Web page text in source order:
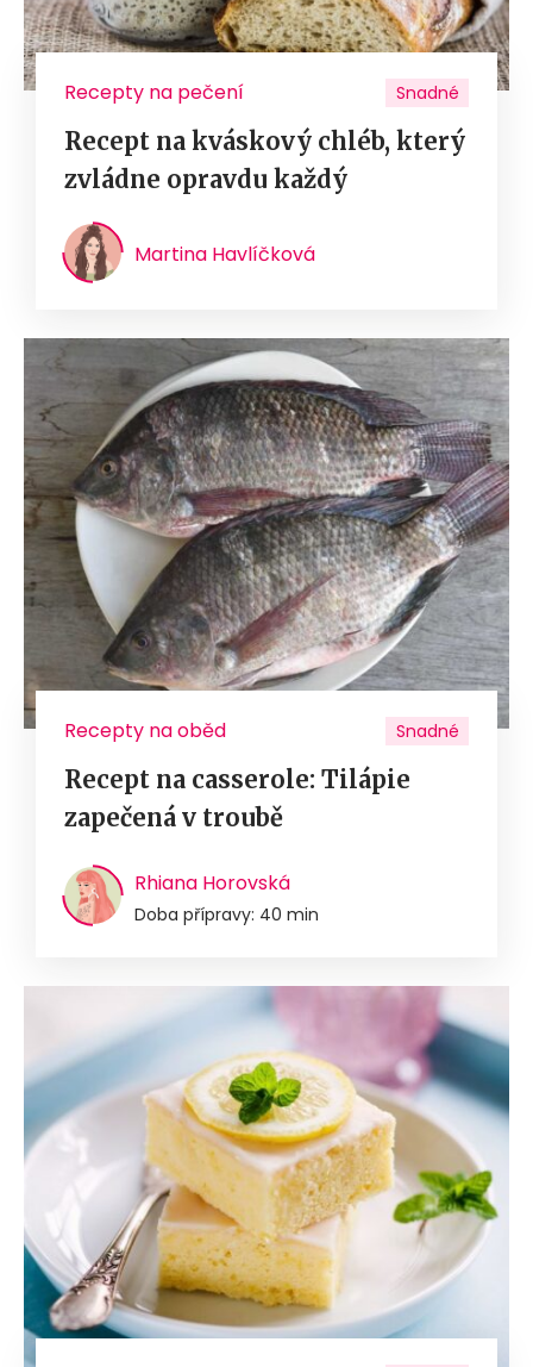
Recepty na pečení Snadné
Recept na kváskový chléb, který
zvládne opravdu každý
Martina Havlíčková
Recepty na oběd Snadné
Recept na casserole: Tilápie
zapečená v troubě
Rhiana Horovská
Doba přípravy: 40 min